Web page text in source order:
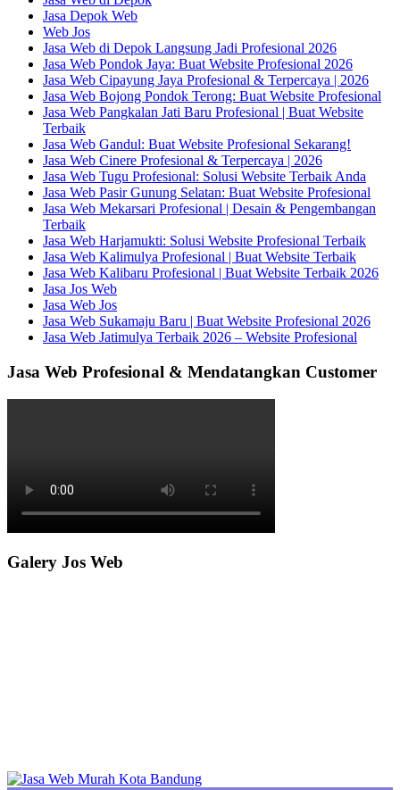
Jasa Depok Web
Web Jos
Jasa Web di Depok Langsung Jadi Profesional 2026
Jasa Web Pondok Jaya: Buat Website Profesional 2026
Jasa Web Cipayung Jaya Profesional & Terpercaya | 2026
Jasa Web Bojong Pondok Terong: Buat Website Profesional
Jasa Web Pangkalan Jati Baru Profesional | Buat Website
Terbaik
Jasa Web Gandul: Buat Website Profesional Sekarang!
Jasa Web Cinere Profesional & Terpercaya | 2026
Jasa Web Tugu Profesional: Solusi Website Terbaik Anda
Jasa Web Pasir Gunung Selatan: Buat Website Profesional
Jasa Web Mekarsari Profesional | Desain & Pengembangan
Terbaik
Jasa Web Harjamukti: Solusi Website Profesional Terbaik
Jasa Web Kalimulya Profesional | Buat Website Terbaik
Jasa Web Kalibaru Profesional | Buat Website Terbaik 2026
Jasa Jos Web
Jasa Web Jos
Jasa Web Sukamaju Baru | Buat Website Profesional 2026
Jasa Web Jatimulya Terbaik 2026 – Website Profesional
Jasa Web Profesional & Mendatangkan Customer
Galery Jos Web